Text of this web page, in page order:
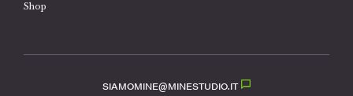
Shop
SIAMOMINE@MINESTUDIO.IT